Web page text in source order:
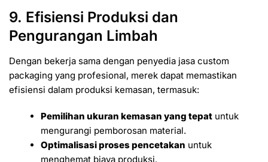
9. Efisiensi Produksi dan
Pengurangan Limbah
Dengan bekerja sama dengan penyedia jasa custom
packaging yang profesional, merek dapat memastikan
efisiensi dalam produksi kemasan, termasuk:
Pemilihan ukuran kemasan yang tepat untuk
mengurangi pemborosan material.
Optimalisasi proses pencetakan untuk
menghemat biaya produksi.